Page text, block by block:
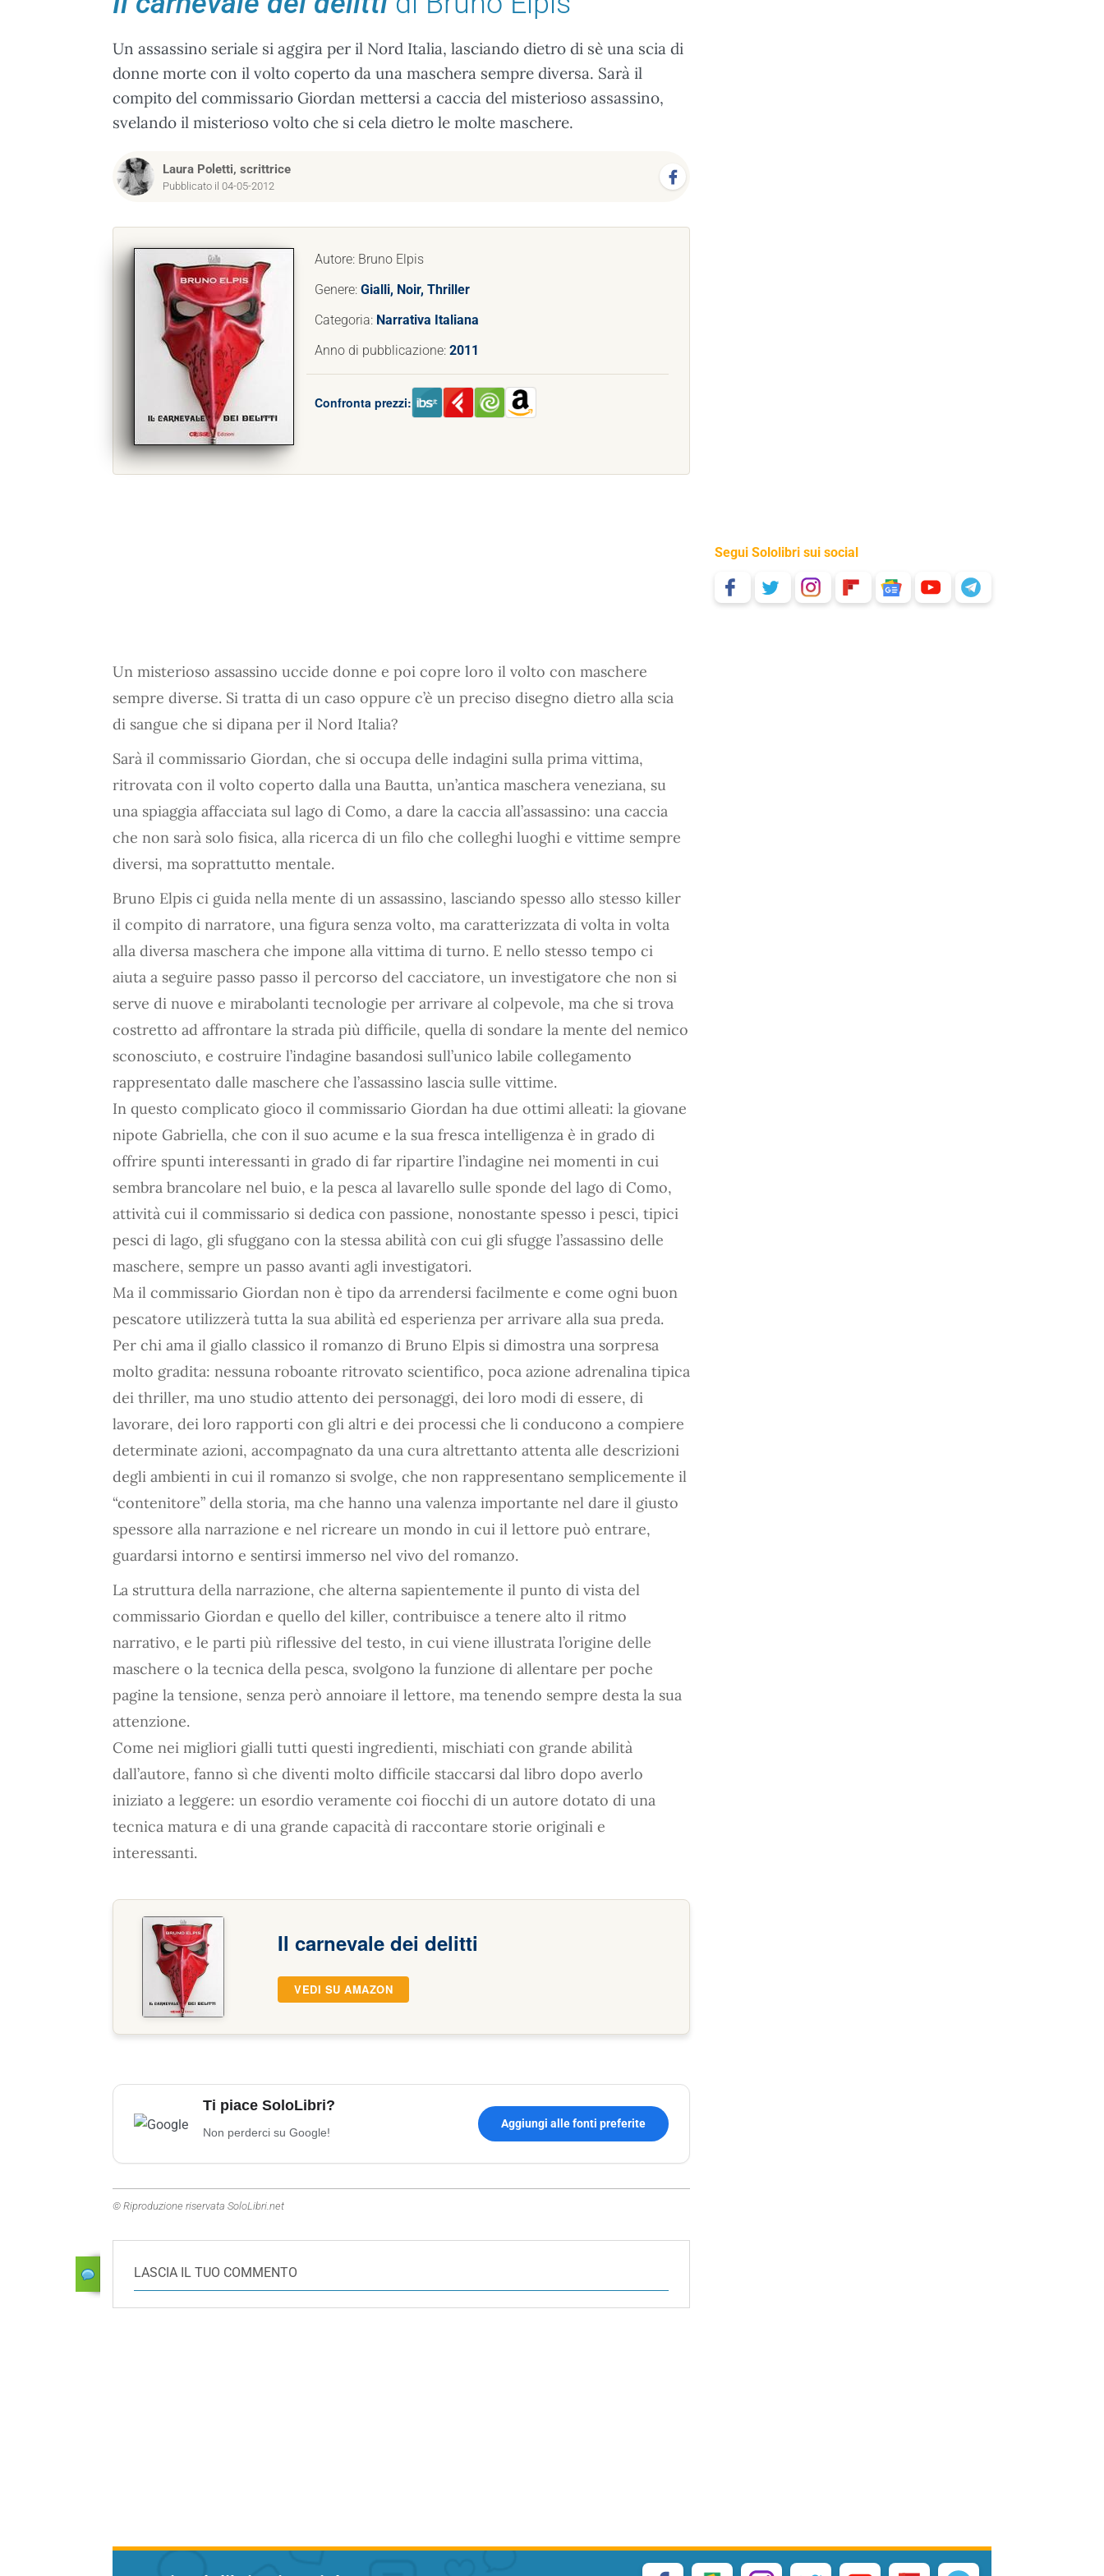
Un assassino seriale si aggira per il Nord Italia, lasciando dietro di sè una scia di
donne morte con il volto coperto da una maschera sempre diversa. Sarà il
compito del commissario Giordan mettersi a caccia del misterioso assassino,
svelando il misterioso volto che si cela dietro le molte maschere.
Laura Poletti, scrittrice
Pubblicato il 04-05-2012
Autore: Bruno Elpis
Genere: Gialli, Noir, Thriller
Categoria: Narrativa Italiana
Anno di pubblicazione: 2011
Confronta prezzi:
Un misterioso assassino uccide donne e poi copre loro il volto con maschere
sempre diverse. Si tratta di un caso oppure c’è un preciso disegno dietro alla scia
di sangue che si dipana per il Nord Italia?
Sarà il commissario Giordan, che si occupa delle indagini sulla prima vittima,
ritrovata con il volto coperto dalla una Bautta, un’antica maschera veneziana, su
una spiaggia affacciata sul lago di Como, a dare la caccia all’assassino: una caccia
che non sarà solo fisica, alla ricerca di un filo che colleghi luoghi e vittime sempre
diversi, ma soprattutto mentale.
Bruno Elpis ci guida nella mente di un assassino, lasciando spesso allo stesso killer
il compito di narratore, una figura senza volto, ma caratterizzata di volta in volta
alla diversa maschera che impone alla vittima di turno. E nello stesso tempo ci
aiuta a seguire passo passo il percorso del cacciatore, un investigatore che non si
serve di nuove e mirabolanti tecnologie per arrivare al colpevole, ma che si trova
costretto ad affrontare la strada più difficile, quella di sondare la mente del nemico
sconosciuto, e costruire l’indagine basandosi sull’unico labile collegamento
rappresentato dalle maschere che l’assassino lascia sulle vittime.
In questo complicato gioco il commissario Giordan ha due ottimi alleati: la giovane
nipote Gabriella, che con il suo acume e la sua fresca intelligenza è in grado di
offrire spunti interessanti in grado di far ripartire l’indagine nei momenti in cui
sembra brancolare nel buio, e la pesca al lavarello sulle sponde del lago di Como,
attività cui il commissario si dedica con passione, nonostante spesso i pesci, tipici
pesci di lago, gli sfuggano con la stessa abilità con cui gli sfugge l’assassino delle
maschere, sempre un passo avanti agli investigatori.
Ma il commissario Giordan non è tipo da arrendersi facilmente e come ogni buon
pescatore utilizzerà tutta la sua abilità ed esperienza per arrivare alla sua preda.
Per chi ama il giallo classico il romanzo di Bruno Elpis si dimostra una sorpresa
molto gradita: nessuna roboante ritrovato scientifico, poca azione adrenalina tipica
dei thriller, ma uno studio attento dei personaggi, dei loro modi di essere, di
lavorare, dei loro rapporti con gli altri e dei processi che li conducono a compiere
determinate azioni, accompagnato da una cura altrettanto attenta alle descrizioni
degli ambienti in cui il romanzo si svolge, che non rappresentano semplicemente il
“contenitore” della storia, ma che hanno una valenza importante nel dare il giusto
spessore alla narrazione e nel ricreare un mondo in cui il lettore può entrare,
guardarsi intorno e sentirsi immerso nel vivo del romanzo.
La struttura della narrazione, che alterna sapientemente il punto di vista del
commissario Giordan e quello del killer, contribuisce a tenere alto il ritmo
narrativo, e le parti più riflessive del testo, in cui viene illustrata l’origine delle
maschere o la tecnica della pesca, svolgono la funzione di allentare per poche
pagine la tensione, senza però annoiare il lettore, ma tenendo sempre desta la sua
attenzione.
Come nei migliori gialli tutti questi ingredienti, mischiati con grande abilità
dall’autore, fanno sì che diventi molto difficile staccarsi dal libro dopo averlo
iniziato a leggere: un esordio veramente coi fiocchi di un autore dotato di una
tecnica matura e di una grande capacità di raccontare storie originali e
interessanti.
Il carnevale dei delitti
VEDI SU AMAZON
Ti piace SoloLibri?
Non perderci su Google!
Aggiungi alle fonti preferite
© Riproduzione riservata SoloLibri.net
LASCIA IL TUO COMMENTO
Segui Sololibri sui social